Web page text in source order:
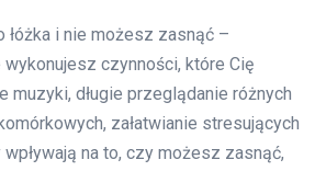
łóżka i nie możesz zasnąć –
czynności, które Cię
muzyki, długie przeglądanie różnych
załatwianie stresujących
na to, czy możesz zasnąć,